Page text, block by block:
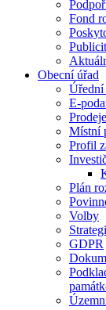
Fond
Obecní úřad
Úřední
E-
Místní
Profil
Plán
Volby
GDPR